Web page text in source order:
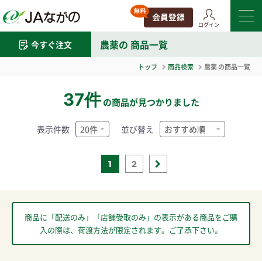
ログイン
今すぐ注文 農薬の 商品一覧
トップ 商品検索 農薬の商品一覧
37件 の商品が見つかりました
1 2
表示件数 並び替え
商品に「配送のみ」「店舗受取のみ」の表示がある商品をご購
入の際は、荷渡方法が限定されます。ご了承下さい。